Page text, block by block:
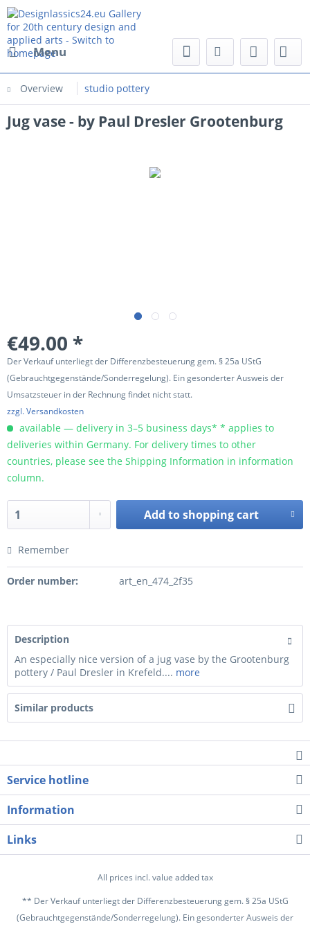
Menu
Overview studio pottery
Jug vase - by Paul Dresler Grootenburg
€49.00 *
Der Verkauf unterliegt der Differenzbesteuerung gem. § 25a UStG
(Gebrauchtgegenstände/Sonderregelung). Ein gesonderter Ausweis der
Umsatzsteuer in der Rechnung findet nicht statt.
zzgl. Versandkosten
available — delivery in 3–5 business days* * applies to
deliveries within Germany. For delivery times to other
countries, please see the Shipping Information in information
column.
Add toshopping cart
Remember
Order number: art_en_474_2f35
Description
An especially nice version of a jug vase by the Grootenburg
pottery / Paul Dresler in Krefeld.... more
Similar products
Service hotline
Information
Links
All prices incl. value added tax
** Der Verkauf unterliegt der Differenzbesteuerung gem. § 25a UStG
(Gebrauchtgegenstände/Sonderregelung). Ein gesonderter Ausweis der